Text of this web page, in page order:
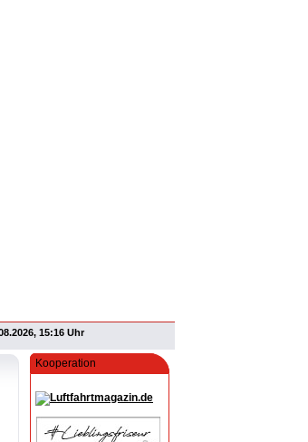
15:16 Uhr
Kooperation